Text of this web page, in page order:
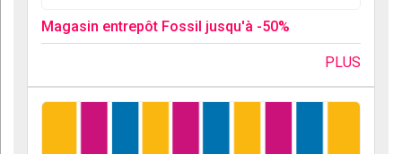
Magasin entrepôt Fossil jusqu'à -50%
PLUS